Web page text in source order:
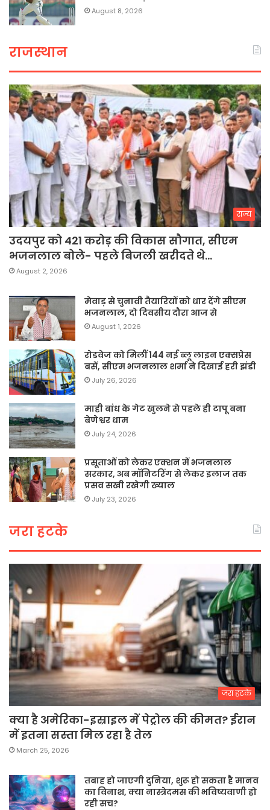
August 8, 2026
राजस्थान
राज्य
उदयपुर को 421 करोड़ की विकास सौगात, सीएम
भजनलाल बोले- पहले बिजली खरीदते थे…
August 2, 2026
मेवाड़ से चुनावी तैयारियों को धार देंगे सीएम
भजनलाल, दो दिवसीय दौरा आज से
August 1, 2026
रोडवेज को मिलीं 144 नई ब्लू लाइन एक्सप्रेस
बसें, सीएम भजनलाल शर्मा ने दिखाई हरी झंडी
July 26, 2026
माही बांध के गेट खुलने से पहले ही टापू बना
बेणेश्वर धाम
July 24, 2026
प्रसूताओं को लेकर एक्शन में भजनलाल
सरकार, अब मॉनिटरिंग से लेकर इलाज तक
प्रसव सखी रखेगी ख्याल
July 23, 2026
जरा हटके
जरा हटके
क्या है अमेरिका-इस्राइल में पेट्रोल की कीमत? ईरान
में इतना सस्ता मिल रहा है तेल
March 25, 2026
तबाह हो जाएगी दुनिया, शुरू हो सकता है मानव
का विनाश, क्या नास्त्रेदमस की भविष्यवाणी हो
रही सच?